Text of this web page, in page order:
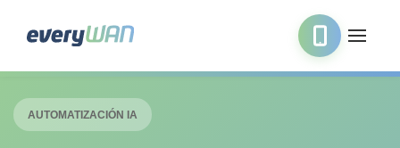
AUTOMATIZACIÓN IA